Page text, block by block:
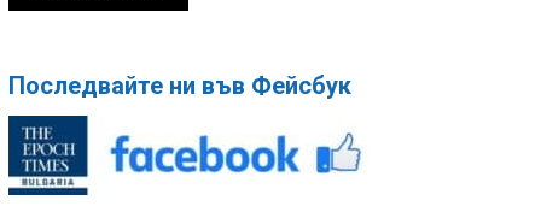
Последвайте ни във Фейсбук